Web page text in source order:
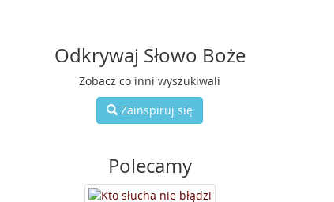
Odkrywaj Słowo Boże
Zobacz co inni wyszukiwali
Zainspiruj się
Polecamy